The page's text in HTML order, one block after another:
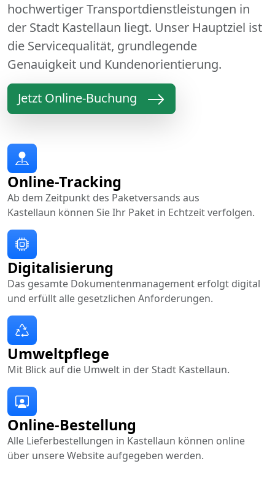
hochwertiger Transportdienstleistungen in
der Stadt Kastellaun liegt. Unser Hauptziel ist
die Servicequalität, grundlegende
Genauigkeit und Kundenorientierung.
Jetzt Online-Buchung
Online-Bestellung
Alle Lieferbestellungen in Kastellaun können online
über unsere Website aufgegeben werden.
Online-Tracking
Ab dem Zeitpunkt des Paketversands aus
Kastellaun können Sie Ihr Paket in Echtzeit verfolgen.
Digitalisierung
Das gesamte Dokumentenmanagement erfolgt digital
und erfüllt alle gesetzlichen Anforderungen.
Umweltpflege
Mit Blick auf die Umwelt in der Stadt Kastellaun.